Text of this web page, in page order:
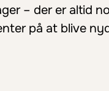
– der er altid
på at blive